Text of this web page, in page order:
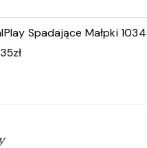
Spadające Małpki
zł